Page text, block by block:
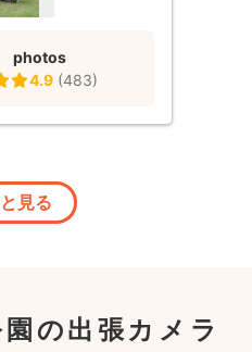
かったです！！
photos
4.9 (483)
見る
の出張カメラ